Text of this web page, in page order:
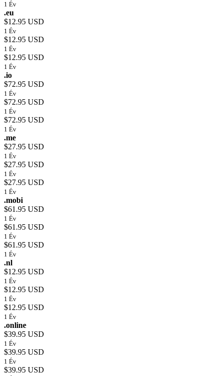
1 Év
.eu
$12.95 USD
1 Év
$12.95 USD
1 Év
$12.95 USD
1 Év
.io
$72.95 USD
1 Év
$72.95 USD
1 Év
$72.95 USD
1 Év
.me
$27.95 USD
1 Év
$27.95 USD
1 Év
$27.95 USD
1 Év
.mobi
$61.95 USD
1 Év
$61.95 USD
1 Év
$61.95 USD
1 Év
.nl
$12.95 USD
1 Év
$12.95 USD
1 Év
$12.95 USD
1 Év
.online
$39.95 USD
1 Év
$39.95 USD
1 Év
$39.95 USD